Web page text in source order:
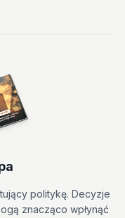
politykę. Decyzje
znacząco wpłynąć